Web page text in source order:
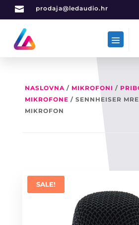
 prodaja@ledaudio.hr
NASLOVNA/ MIKROFONI /
MIKROFONE / SENNHEISER
MIKROFON
SALE!